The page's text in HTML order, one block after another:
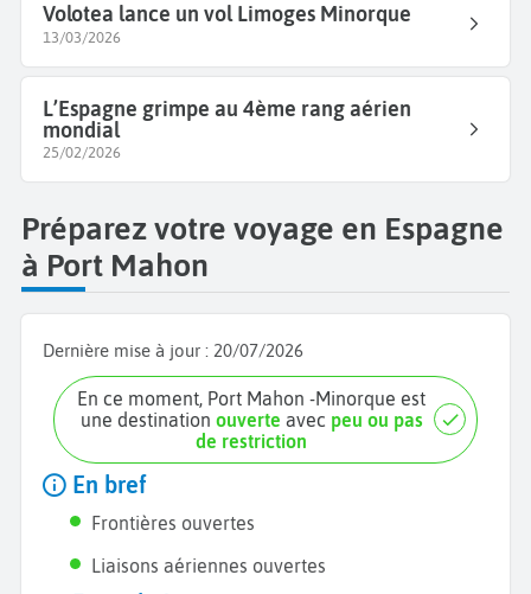
Volotea lance un vol Limoges Minorque
13/03/2026
L’Espagne grimpe au 4ème rang aérien
mondial
25/02/2026
Préparez votre voyage en Espagne
à Port Mahon
Dernière mise à jour : 20/07/2026
En ce moment, Port Mahon -Minorque est
une destination ouverte avec peu ou pas
de restriction
En bref
Frontières ouvertes
Liaisons aériennes ouvertes